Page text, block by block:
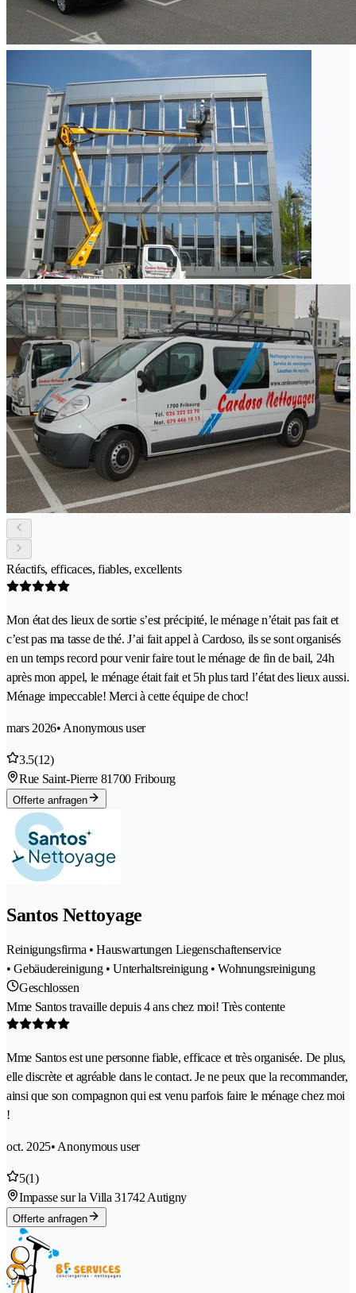
Réactifs, efficaces, fiables, excellents
Mon état des lieux de sortie s’est précipité, le ménage n’était pas fait et
c’est pas ma tasse de thé. J’ai fait appel à Cardoso, ils se sont organisés
en un temps record pour venir faire tout le ménage de fin de bail, 24h
après mon appel, le ménage était fait et 5h plus tard l’état des lieux aussi.
Ménage impeccable! Merci à cette équipe de choc!
mars 2026• Anonymous user
3.5(12)
Rue Saint-Pierre 81700 Fribourg
Offerte anfragen
Santos Nettoyage
Reinigungsfirma • Hauswartungen Liegenschaftenservice
• Gebäudereinigung • Unterhaltsreinigung • Wohnungsreinigung
Geschlossen
Mme Santos travaille depuis 4 ans chez moi! Très contente
Mme Santos est une personne fiable, efficace et très organisée. De plus,
elle discrète et agréable dans le contact. Je ne peux que la recommander,
ainsi que son compagnon qui est venu parfois faire le ménage chez moi
!
oct. 2025• Anonymous user
5(1)
Impasse sur la Villa 31742 Autigny
Offerte anfragen